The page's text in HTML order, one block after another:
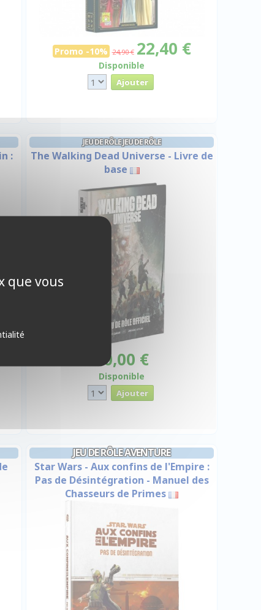
Promo -10% 24,90 € 22,40 €
Disponible
:
JEU DE RÔLE JEU DE RÔLE
The Walking Dead Universe - Livre de
base
50,00 €
Disponible
JEU DE RÔLE AVENTURE
Star Wars - Aux confins de l'Empire :
Pas de Désintégration - Manuel des
Chasseurs de Primes
que vous